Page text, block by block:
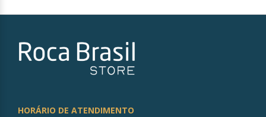
HORÁRIO DE ATENDIMENTO